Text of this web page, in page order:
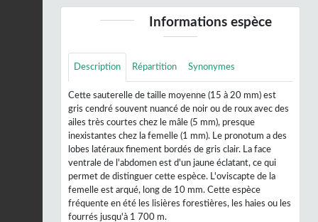
Informations espèce
Description Répartition Synonymes
Cette sauterelle de taille moyenne (15 à 20 mm) est
gris cendré souvent nuancé de noir ou de roux avec des
ailes très courtes chez le mâle (5 mm), presque
inexistantes chez la femelle (1 mm). Le pronotum a des
lobes latéraux finement bordés de gris clair. La face
ventrale de l'abdomen est d'un jaune éclatant, ce qui
permet de distinguer cette espèce. L'oviscapte de la
femelle est arqué, long de 10 mm. Cette espèce
fréquente en été les lisières forestières, les haies ou les
fourrés jusqu'à 1 700 m.